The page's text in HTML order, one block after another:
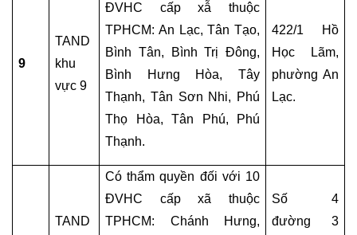
TỔNG
ĐÀI
0978845617
TƯ
9
TAND
khu
vực 9
ĐVHC cấp xẫ thuộc
TPHCM: An Lạc, Tân Tạo,
Bình Tân, Bình Trị Đông,
Bình Hưng Hòa, Tây
Thạnh, Tân Sơn Nhi, Phú
Thọ Hòa, Tân Phú, Phú
Thạnh.
422/1 Hồ
Học Lãm,
phường An
Lạc.
TAND
Có thẩm quyền đối với 10
ĐVHC cấp xã thuộc
TPHCM: Chánh Hưng,
Số 4
đường 3